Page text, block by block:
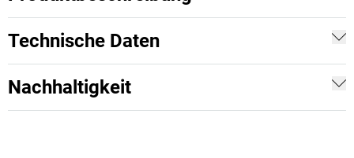
Technische Daten
Nachhaltigkeit